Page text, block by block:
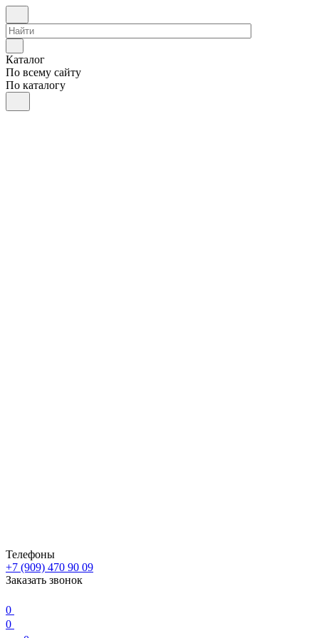
Каталог
По всему сайту
По каталогу
Телефоны
+7 (909) 470 90 09
Заказать звонок
0
0